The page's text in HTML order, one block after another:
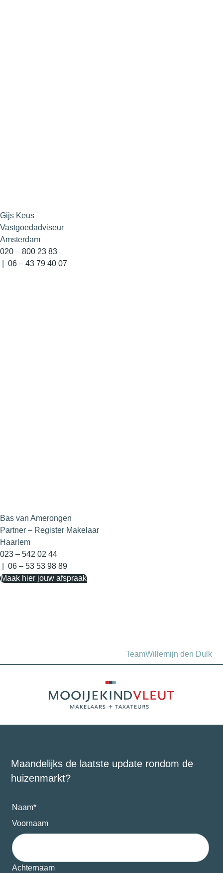
Gijs Keus
Vastgoedadviseur
Amsterdam
020 – 800 23 83
06 – 43 79 40 07
Bas van Amerongen
Partner – Register Makelaar
Haarlem
023 – 542 02 44
06 – 53 53 98 89
Maak hier jouw afspraak
TeamWillemijn den Dulk
Maandelijks de laatste update rondom de
huizenmarkt?
Naam*
Voornaam
Achternaam